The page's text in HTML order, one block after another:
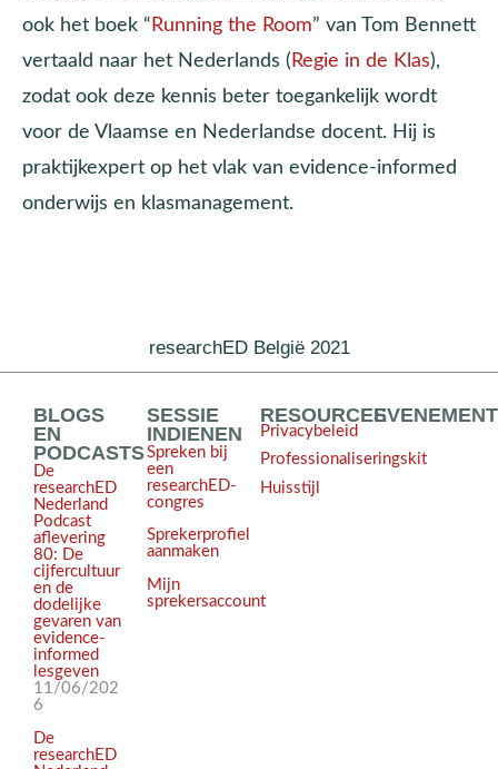
ook het boek “ Running the Room” van Tom Bennett
vertaald naar het Nederlands ( Regie in de Klas),
zodat ook deze kennis beter toegankelijk wordt
voor de Vlaamse en Nederlandse docent. Hij is
praktijkexpert op het vlak van evidence-informed
onderwijs en klasmanagement.
researchED België 2021
BLOGS
EN
PODCASTS
De
researchED
Nederland
Podcast
aflevering
80: De
cijfercultuur
en de
dodelijke
gevaren van
evidence-
informed
lesgeven
11/06/202
6
De
researchED
SESSIE
INDIENEN
Spreken bij
een
researchED-
congres
Sprekerprofiel
aanmaken
Mijn
sprekersaccount
RESOURCES
Privacybeleid
Professionaliseringskit
Huisstijl